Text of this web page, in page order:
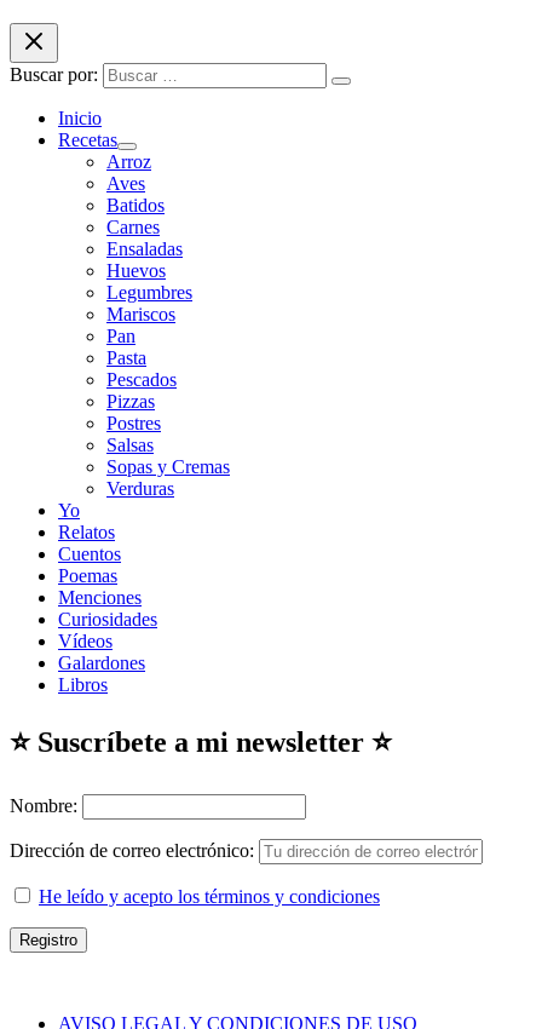
Buscar por:
Inicio
Recetas
Arroz
Aves
Batidos
Carnes
Ensaladas
Huevos
Legumbres
Mariscos
Pan
Pasta
Pescados
Pizzas
Postres
Salsas
Sopas y Cremas
Verduras
Yo
Relatos
Cuentos
Poemas
Menciones
Curiosidades
Vídeos
Galardones
Libros
⭐ Suscríbete a mi newsletter ⭐
Nombre:
Dirección de correo electrónico:
He leído y acepto los términos y condiciones
AVISO LEGAL Y CONDICIONES DE USO